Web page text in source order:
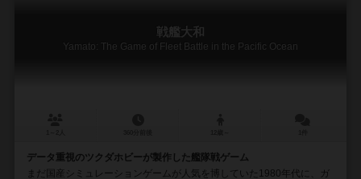
戦艦大和
Yamato: The Game of Fleet Battle in the Pacific Ocean
データ重視のツクダホビーが製作した艦隊戦ゲーム
まだ国産シミュレーションゲームが人気を博していた1980年代に、ガ